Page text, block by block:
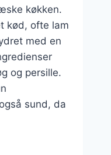
køkken.
kød, ofte lam
med en
og persille.
sund, da